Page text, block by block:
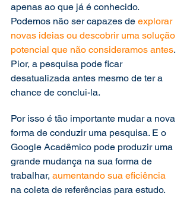
apenas ao que já é conhecido.
Podemos não ser capazes de explorar
novas ideias ou descobrir uma solução
potencial que não consideramos antes.
Pior, a pesquisa pode ficar
desatualizada antes mesmo de ter a
chance de conclui-la.
Por isso é tão importante mudar a nova
forma de conduzir uma pesquisa. E o
Google Acadêmico pode produzir uma
grande mudança na sua forma de
trabalhar, aumentando sua eficiência
na coleta de referências para estudo.